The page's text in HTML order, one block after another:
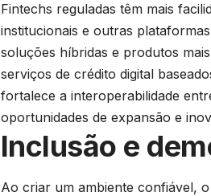
Fintechs reguladas têm mais
institucionais e outras
soluções híbridas e produtos
serviços de crédito digital
fortalece a interoperabilidade
oportunidades de expansão e
Inclusão e
Ao criar um ambiente confiável,